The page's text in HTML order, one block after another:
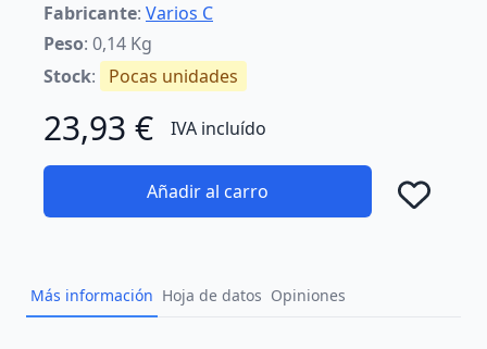
Fabricante: Varios C
Peso: 0,14 Kg
Stock: Pocas unidades
23,93 € IVA incluído
Añadir al carro
Más información Hoja de datos Opiniones